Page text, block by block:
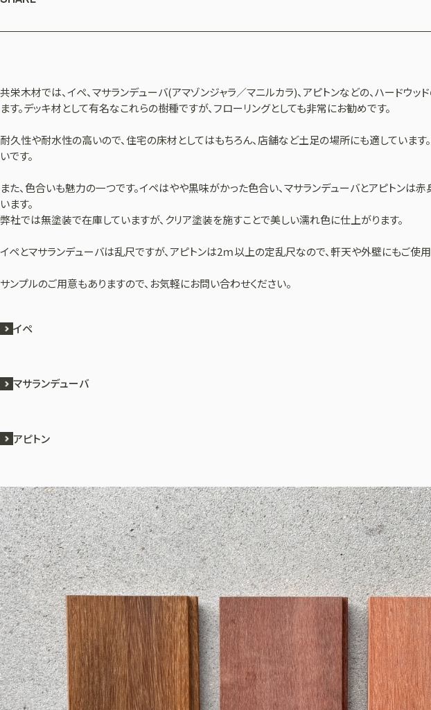
共栄木材では、イペ、マサランデューバ(アマゾンジャラ／マニルカラ)、アピトンなどの、ハードウッ
ます。デッキ材として有名なこれらの樹種ですが、フローリングとしても非常にお勧めです。
耐久性や耐水性の高いので、住宅の床材としてはもちろん、店舗など土足の場所にも適しています
いです。
また、色合いも魅力の一つです。イペはやや黒味がかった色合い、マサランデューバとアピトンは
います。
弊社では無塗装で在庫していますが、クリア塗装を施すことで美しい濡れ色に仕上がります。
イペとマサランデューバは乱尺ですが、アピトンは2ｍ以上の定乱尺なので、軒天や外壁にもご使用
サンプルのご用意もありますので、お気軽にお問い合わせください。
イペ
マサランデューバ
アピトン